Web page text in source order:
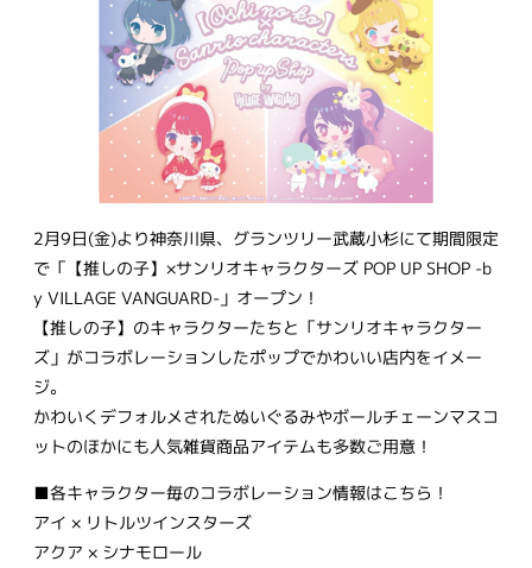
2月9日(金)より神奈川県、グランツリー武蔵小杉にて期間限定
で「【推しの子】×サンリオキャラクターズ POP UP SHOP -b
y VILLAGE VANGUARD-」オープン！
【推しの子】のキャラクターたちと「サンリオキャラクター
ズ」がコラボレーションしたポップでかわいい店内をイメー
ジ。
かわいくデフォルメされたぬいぐるみやボールチェーンマスコ
ットのほかにも人気雑貨商品アイテムも多数ご用意！
■各キャラクター毎のコラボレーション情報はこちら！
アイ × リトルツインスターズ
アクア × シナモロール